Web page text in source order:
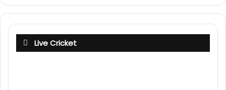
Live Cricket